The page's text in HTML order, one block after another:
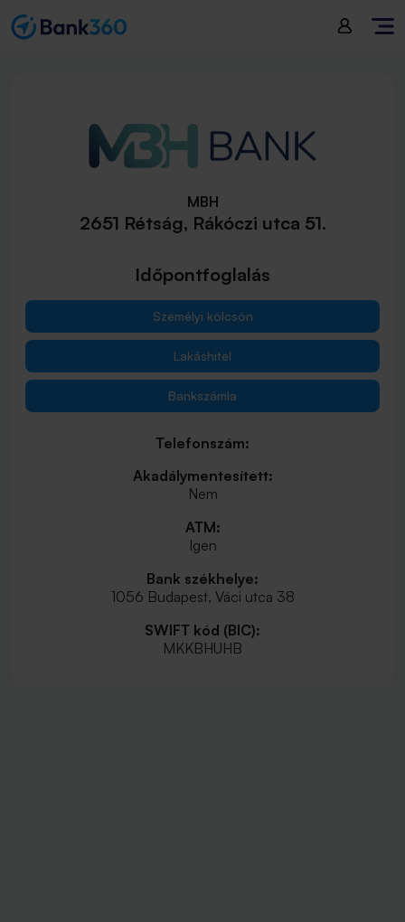
MBH
2651 Rétság, Rákóczi utca 51.
Időpontfoglalás
Személyi kölcsön
Lakáshitel
Bankszámla
Telefonszám:
Akadálymentesített:
Nem
ATM:
Igen
Bank székhelye:
1056 Budapest, Váci utca 38
SWIFT kód (BIC):
MKKBHUHB